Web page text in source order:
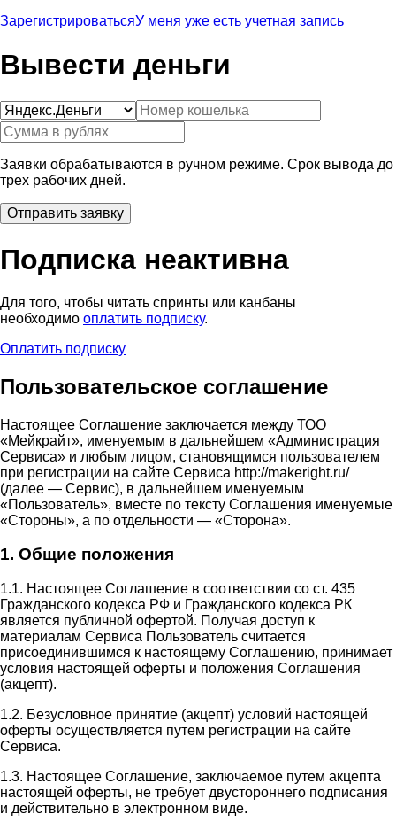
ЗарегистрироватьсяУ меня уже есть учетная запись
Вывести деньги
Заявки обрабатываются в ручном режиме. Срок вывода до
трех рабочих дней.
Подписка неактивна
Для того, чтобы читать спринты или канбаны
необходимо оплатить подписку.
Оплатить подписку
Пользовательское соглашение
Настоящее Соглашение заключается между ТОО
«Мейкрайт», именуемым в дальнейшем «Администрация
Сервиса» и любым лицом, становящимся пользователем
при регистрации на сайте Сервиса http://makeright.ru/
(далее — Сервис), в дальнейшем именуемым
«Пользователь», вместе по тексту Соглашения именуемые
«Стороны», а по отдельности — «Сторона».
1. Общие положения
1.1. Настоящее Соглашение в соответствии со ст. 435
Гражданского кодекса РФ и Гражданского кодекса РК
является публичной офертой. Получая доступ к
материалам Сервиса Пользователь считается
присоединившимся к настоящему Соглашению, принимает
условия настоящей оферты и положения Соглашения
(акцепт).
1.2. Безусловное принятие (акцепт) условий настоящей
оферты осуществляется путем регистрации на сайте
Сервиса.
1.3. Настоящее Соглашение, заключаемое путем акцепта
настоящей оферты, не требует двустороннего подписания
и действительно в электронном виде.